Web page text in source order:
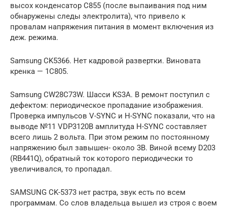
высох конденсатор C855 (после выпаивания под ним
обнаружены следы электролита), что привело к
провалам напряжения питания в момент включения из
деж. режима.
Samsung CK5366. Нет кадровой развертки. Виновата
кренка — 1С805.
Samsung CW28C73W. Шасси KS3A. В ремонт поступил с
дефектом: периодическое пропадание изображения.
Проверка импульсов V-SYNC и H-SYNC показали, что на
выводе №11 VDP3120B амплитуда H-SYNC составляет
всего лишь 2 вольта. При этом режим по постоянному
напряжению был завышен- около 3В. Виной всему D203
(RB441Q), обратный ток которого периодически то
увеличивался, то пропадал.
SAMSUNG CK-5373 нет растра, звук есть по всем
программам. Со слов владельца вышел из строя с воем